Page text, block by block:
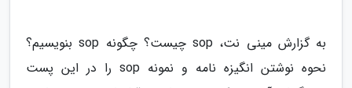
به گزارش مینی نت، sop چیست؟ چگونه sop بنویسیم؟
نحوه نوشتن انگیزه نامه و نمونه sop را در این پست